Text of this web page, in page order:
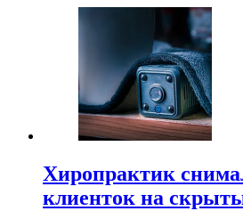
Хиропрактик
клиенток на